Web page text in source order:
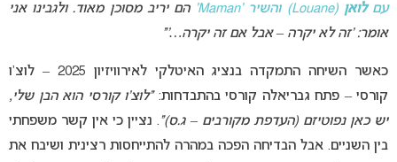
עם לואן(Louane) והשיר ‘Maman’
הם יריב מסוכן מאוד. ולגבינו אני
אומר: ‘זה לא יקרה – אבל אם זה יקרה…'”
כאשר השיחה התמקדה בנציג האיטלקי לאירוויזיון 2025 – לוצ’ו
קורסי – פתח גבריאלה קורסי בהתבדחות: “לוצ’ו קורסי הוא הבן שלי,
יש כאן נפוטיזם (העדפת מקורבים – ג.ס)”. נציין כי אין קשר משפחתי
בין השניים. אבל הבדיחה הפכה במהרה להתייחסות רצינית ושיבח את